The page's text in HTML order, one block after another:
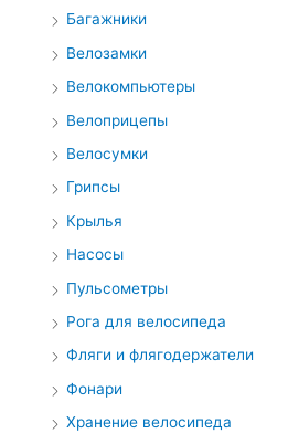
Багажники
Велозамки
Велокомпьютеры
Велоприцепы
Велосумки
Грипсы
Крылья
Насосы
Пульсометры
Рога для велосипеда
Фляги и флягодержатели
Фонари
Хранение велосипеда